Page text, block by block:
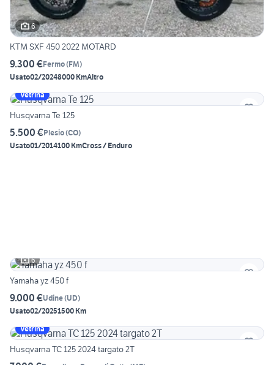
6
KTM SXF 450 2022 MOTARD
9.300 €Fermo(FM)
Usato02/20248000 KmAltro
Vetrina
Husqvarna Te 125
5.500 €Plesio(CO)
Usato01/2014100 KmCross / Enduro
6
Yamaha yz 450 f
9.000 €Udine(UD)
Usato02/20251500 Km
Vetrina
Husqvarna TC 125 2024 targato 2T